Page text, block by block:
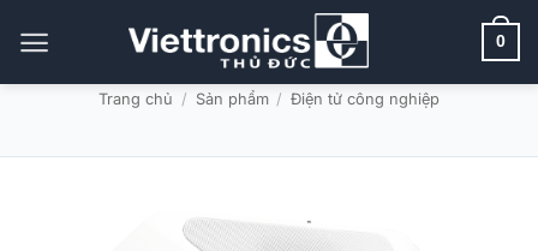
qua
0
Trang chủ / Sản phẩm / Điện tử công nghiệp